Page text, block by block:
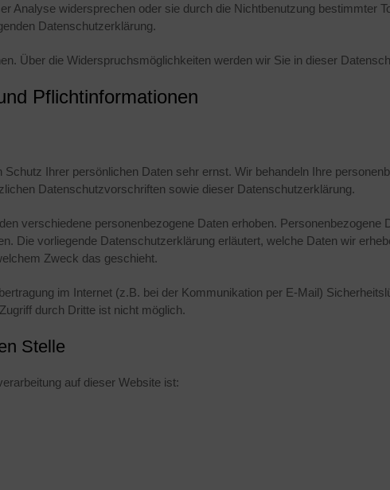
Analyse widersprechen oder sie durch die Nichtbenutzung bestimmter
Datenschutzerklärung.
Über die Widerspruchsmöglichkeiten werden wir Sie in dieser
Pflichtinformationen
Ihrer persönlichen Daten sehr ernst. Wir behandeln Ihre
Datenschutzvorschriften sowie dieser Datenschutzerklärung.
verschiedene personenbezogene Daten erhoben. Personenbezogene
Die vorliegende Datenschutzerklärung erläutert, welche Daten wir
Zweck das geschieht.
im Internet (z.B. bei der Kommunikation per E-Mail)
durch Dritte ist nicht möglich.
Stelle
auf dieser Website ist: